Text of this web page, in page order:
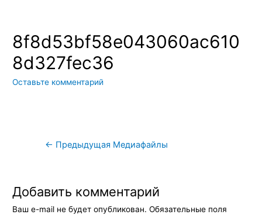
8f8d53bf58e043060ac610
8d327fec36
Оставьте комментарий
Навигация
← Предыдущая Медиафайлы
Добавить комментарий
Ваш e-mail не будет опубликован. Обязательные поля